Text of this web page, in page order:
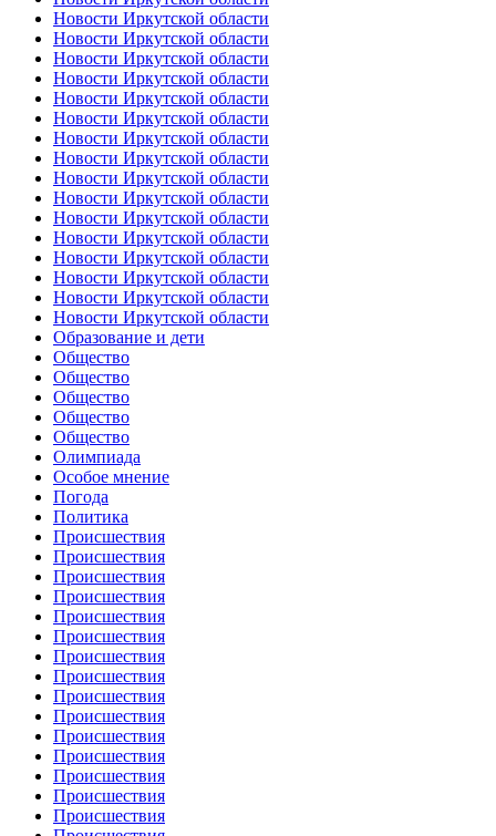
Новости Иркутской области
Новости Иркутской области
Новости Иркутской области
Новости Иркутской области
Новости Иркутской области
Новости Иркутской области
Новости Иркутской области
Новости Иркутской области
Новости Иркутской области
Новости Иркутской области
Новости Иркутской области
Новости Иркутской области
Новости Иркутской области
Новости Иркутской области
Новости Иркутской области
Новости Иркутской области
Образование и дети
Общество
Общество
Общество
Общество
Общество
Олимпиада
Особое мнение
Погода
Политика
Происшествия
Происшествия
Происшествия
Происшествия
Происшествия
Происшествия
Происшествия
Происшествия
Происшествия
Происшествия
Происшествия
Происшествия
Происшествия
Происшествия
Происшествия